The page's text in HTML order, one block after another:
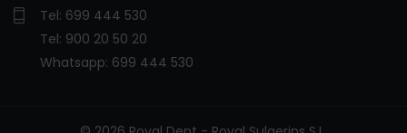
Tel: 699 444 530
Tel: 900 20 50 20
Whatsapp: 699 444 530